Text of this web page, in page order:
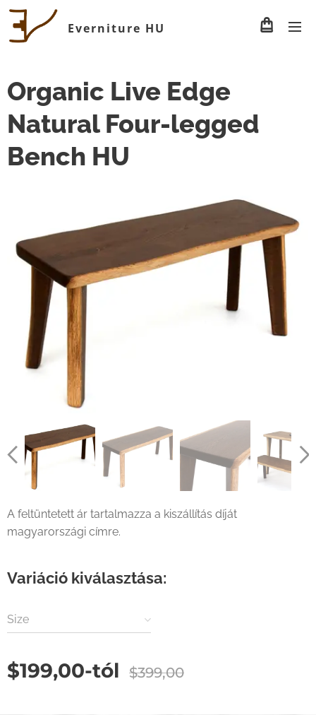
Everniture HU
Organic Live Edge
Natural Four-legged
Bench HU
A feltüntetett ár tartalmazza a kiszállítás díját
magyarországi címre.
Variáció kiválasztása:
Size
$199,00-tól $399,00